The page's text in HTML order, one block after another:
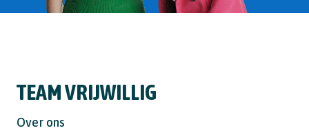
naar jouw organisatie trekt. Op deze manier zien
Kanalen
TEAM VRIJWILLIG
Over ons